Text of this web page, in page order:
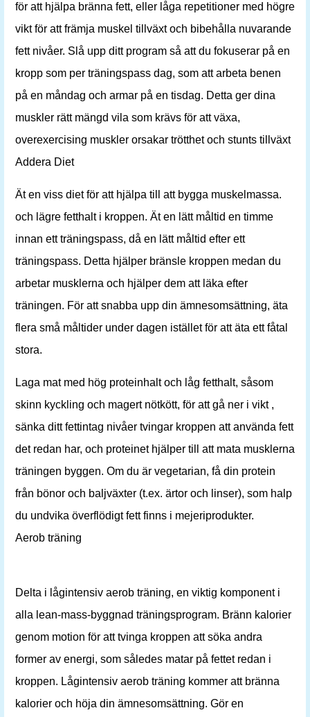
för att hjälpa bränna fett, eller låga repetitioner med högre
vikt för att främja muskel tillväxt och bibehålla nuvarande
fett nivåer. Slå upp ditt program så att du fokuserar på en
kropp som per träningspass dag, som att arbeta benen
på en måndag och armar på en tisdag. Detta ger dina
muskler rätt mängd vila som krävs för att växa,
overexercising muskler orsakar trötthet och stunts tillväxt
Addera Diet
Ät en viss diet för att hjälpa till att bygga muskelmassa.
och lägre fetthalt i kroppen. Ät en lätt måltid en timme
innan ett träningspass, då en lätt måltid efter ett
träningspass. Detta hjälper bränsle kroppen medan du
arbetar musklerna och hjälper dem att läka efter
träningen. För att snabba upp din ämnesomsättning, äta
flera små måltider under dagen istället för att äta ett fåtal
stora.
Laga mat med hög proteinhalt och låg fetthalt, såsom
skinn kyckling och magert nötkött, för att gå ner i vikt ,
sänka ditt fettintag nivåer tvingar kroppen att använda fett
det redan har, och proteinet hjälper till att mata musklerna
träningen byggen. Om du är vegetarian, få din protein
från bönor och baljväxter (t.ex. ärtor och linser), som halp
du undvika överflödigt fett finns i mejeriprodukter.
Aerob träning
Delta i lågintensiv aerob träning, en viktig komponent i
alla lean-mass-byggnad träningsprogram. Bränn kalorier
genom motion för att tvinga kroppen att söka andra
former av energi, som således matar på fettet redan i
kroppen. Lågintensiv aerob träning kommer att bränna
kalorier och höja din ämnesomsättning. Gör en